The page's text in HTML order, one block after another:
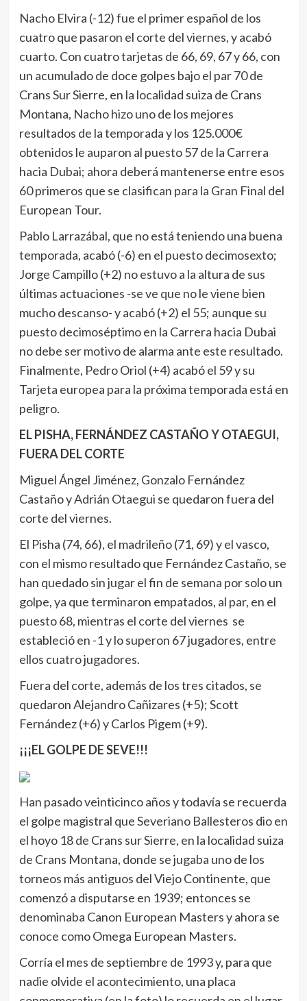
Nacho Elvira (-12) fue el primer español de los
cuatro que pasaron el corte del viernes, y acabó
cuarto. Con cuatro tarjetas de 66, 69, 67 y 66, con
un acumulado de doce golpes bajo el par 70 de
Crans Sur Sierre, en la localidad suiza de Crans
Montana, Nacho hizo uno de los mejores
resultados de la temporada y los 125.000€
obtenidos le auparon al puesto 57 de la Carrera
hacia Dubai; ahora deberá mantenerse entre esos
60 primeros que se clasifican para la Gran Final del
European Tour.
Pablo Larrazábal, que no está teniendo una buena
temporada, acabó (-6) en el puesto decimosexto;
Jorge Campillo (+2) no estuvo a la altura de sus
últimas actuaciones -se ve que no le viene bien
mucho descanso- y acabó (+2) el 55; aunque su
puesto decimoséptimo en la Carrera hacia Dubai
no debe ser motivo de alarma ante este resultado.
Finalmente, Pedro Oriol (+4) acabó el 59 y su
Tarjeta europea para la próxima temporada está en
peligro.
EL PISHA, FERNÁNDEZ CASTAÑO Y OTAEGUI,
FUERA DEL CORTE
Miguel Ángel Jiménez, Gonzalo Fernández
Castaño y Adrián Otaegui se quedaron fuera del
corte del viernes.
El Pisha (74, 66), el madrileño (71, 69) y el vasco,
con el mismo resultado que Fernández Castaño, se
han quedado sin jugar el fin de semana por solo un
golpe, ya que terminaron empatados, al par, en el
puesto 68, mientras el corte del viernes se
estableció en -1 y lo superon 67 jugadores, entre
ellos cuatro jugadores.
Fuera del corte, además de los tres citados, se
quedaron Alejandro Cañizares (+5); Scott
Fernández (+6) y Carlos Pigem (+9).
¡¡¡EL GOLPE DE SEVE!!!
Han pasado veinticinco años y todavía se recuerda
el golpe magistral que Severiano Ballesteros dio en
el hoyo 18 de Crans sur Sierre, en la localidad suiza
de Crans Montana, donde se jugaba uno de los
torneos más antiguos del Viejo Continente, que
comenzó a disputarse en 1939; entonces se
denominaba Canon European Masters y ahora se
conoce como Omega European Masters.
Corría el mes de septiembre de 1993 y, para que
nadie olvide el acontecimiento, una placa